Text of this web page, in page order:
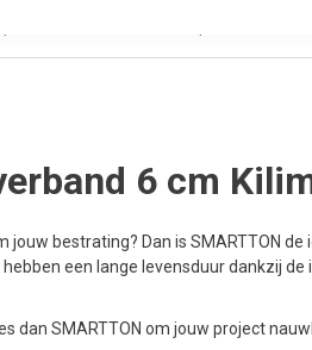
6 cm
bestrating? Dan is SMARTTON de
een lange levensduur dankzij de
dan SMARTTON om jouw project